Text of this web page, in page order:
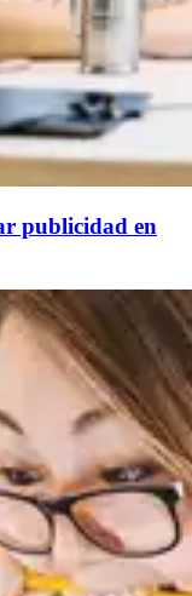
publicidad en